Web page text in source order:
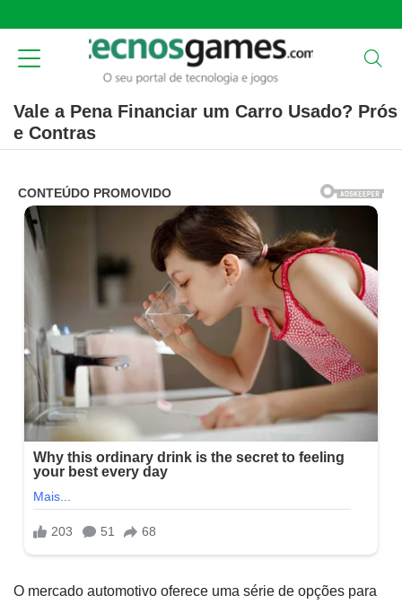
Vale a Pena Financiar um Carro Usado? Prós
e Contras
O mercado automotivo oferece uma série de opções para